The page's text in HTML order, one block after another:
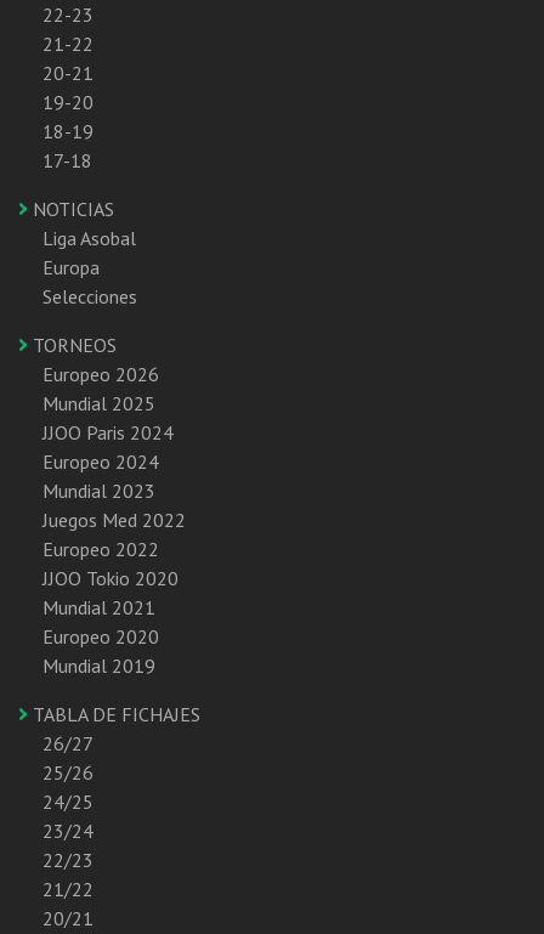
22-23
21-22
20-21
19-20
18-19
17-18
NOTICIAS
Liga Asobal
Europa
Selecciones
TORNEOS
Europeo 2026
Mundial 2025
JJOO Paris 2024
Europeo 2024
Mundial 2023
Juegos Med 2022
Europeo 2022
JJOO Tokio 2020
Mundial 2021
Europeo 2020
Mundial 2019
TABLA DE FICHAJES
26/27
25/26
24/25
23/24
22/23
21/22
20/21